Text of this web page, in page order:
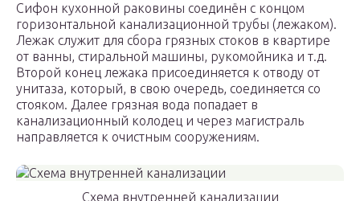
Сифон кухонной раковины соединён с концом
горизонтальной канализационной трубы (лежаком).
Лежак служит для сбора грязных стоков в квартире
от ванны, стиральной машины, рукомойника и т.д.
Второй конец лежака присоединяется к отводу от
унитаза, который, в свою очередь, соединяется со
стояком. Далее грязная вода попадает в
канализационный колодец и через магистраль
направляется к очистным сооружениям.
Схема внутренней канализации